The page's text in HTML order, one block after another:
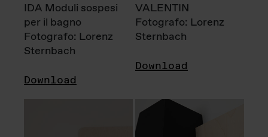
IDA Moduli sospesi
per il bagno
Fotografo: Lorenz
Sternbach
Download
VALENTIN
Fotografo: Lorenz
Sternbach
Download